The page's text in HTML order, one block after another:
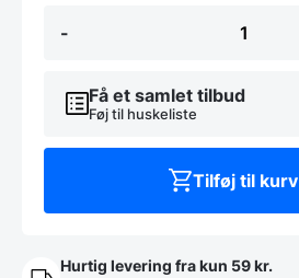
-
restaurant
40mm
bordplade
Få et samlet tilbud
Føj til huskeliste
Tilføj til kurv
Hurtig levering fra kun 59 kr.